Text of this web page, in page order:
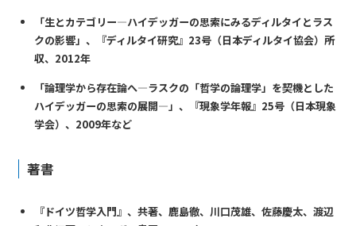
「生とカテゴリー—ハイデッガーの思索にみるディルタイとラス
クの影響」、『ディルタイ研究』23号（日本ディルタイ協会）所
収、2012年
「論理学から存在論へ—ラスクの「哲学の論理学」を契機とした
ハイデッガーの思索の展開—」、『現象学年報』25号（日本現象
学会）、2009年など
著書
『ドイツ哲学入門』、共著、鹿島徹、川口茂雄、佐藤慶太、渡辺